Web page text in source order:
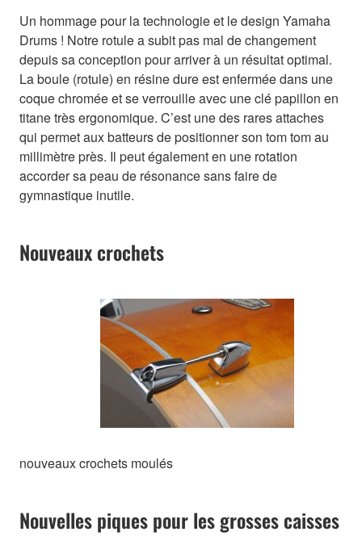
Un hommage pour la technologie et le design Yamaha
Drums ! Notre rotule a subit pas mal de changement
depuis sa conception pour arriver à un résultat optimal.
La boule (rotule) en résine dure est enfermée dans une
coque chromée et se verrouille avec une clé papillon en
titane très ergonomique. C’est une des rares attaches
qui permet aux batteurs de positionner son tom tom au
millimètre près. Il peut également en une rotation
accorder sa peau de résonance sans faire de
gymnastique inutile.
Nouveaux crochets
nouveaux crochets moulés
Nouvelles piques pour les grosses caisses